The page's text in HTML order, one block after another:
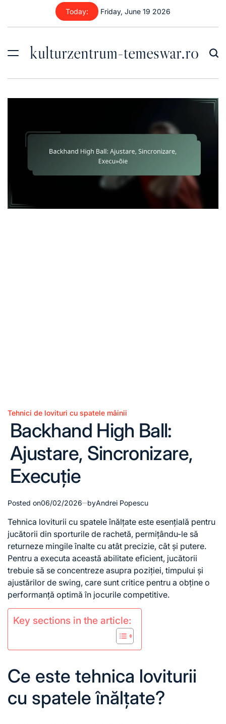
content
Today: Friday, June 19 2026
kulturzentrum-temeswar.ro
Posted
Tehnici de lovituri cu spatele mâinii
Backhand High Ball:
Ajustare, Sincronizare,
Execuție
Posted on06/02/2026 byAndrei Popescu
Tehnica loviturii cu spatele înălțate este esențială pentru
jucătorii din sporturile de rachetă, permițându-le să
returneze mingile înalte cu atât precizie, cât și putere.
Pentru a executa această abilitate eficient, jucătorii
trebuie să se concentreze asupra poziției, timpului și
ajustărilor de swing, care sunt critice pentru a obține o
performanță optimă în jocurile competitive.
Key sections in the article:
Ce este tehnica loviturii
cu spatele înălțate?